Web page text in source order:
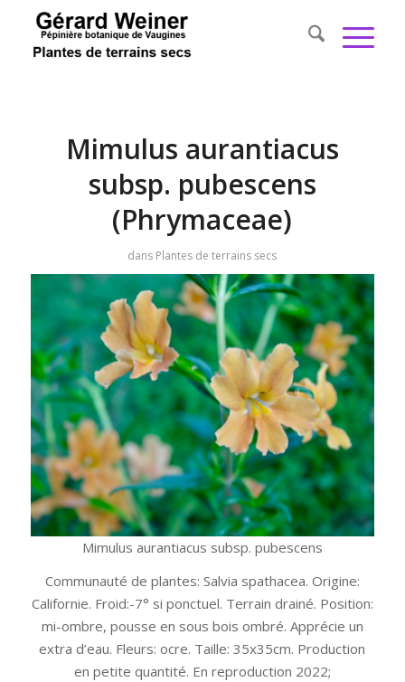
Mimulus aurantiacus
subsp. pubescens
(Phrymaceae)
dans Plantes de terrains secs
Mimulus aurantiacus subsp. pubescens
Communauté de plantes: Salvia spathacea. Origine:
Californie. Froid:-7° si ponctuel. Terrain drainé. Position:
mi-ombre, pousse en sous bois ombré. Apprécie un
extra d’eau. Fleurs: ocre. Taille: 35x35cm. Production
en petite quantité. En reproduction 2022;